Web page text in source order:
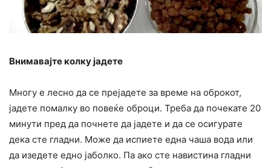
Внимавајте колку јадете
Многу е лесно да се прејадете за време на оброкот,
јадете помалку во повеќе оброци. Треба да почекате 20
минути пред да почнете да јадете и да се осигурате
дека сте гладни. Може да испиете една чаша вода или
да изедете едно јаболко. Па ако сте навистина гладни